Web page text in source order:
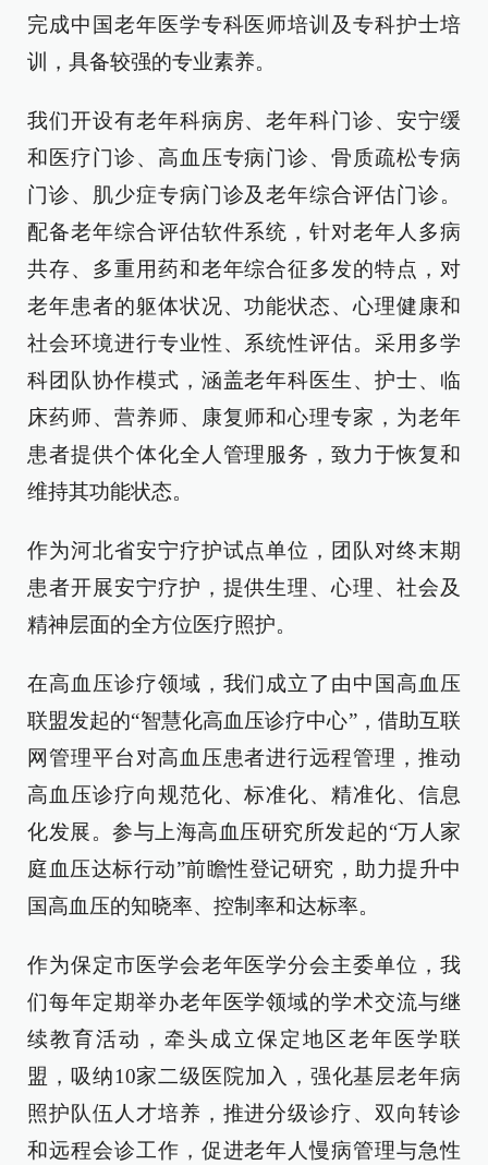
完成中国老年医学专科医师培训及专科护士培
训，具备较强的专业素养。
我们开设有老年科病房、老年科门诊、安宁缓
和医疗门诊、高血压专病门诊、骨质疏松专病
门诊、肌少症专病门诊及老年综合评估门诊。
配备老年综合评估软件系统，针对老年人多病
共存、多重用药和老年综合征多发的特点，对
老年患者的躯体状况、功能状态、心理健康和
社会环境进行专业性、系统性评估。采用多学
科团队协作模式，涵盖老年科医生、护士、临
床药师、营养师、康复师和心理专家，为老年
患者提供个体化全人管理服务，致力于恢复和
维持其功能状态。
作为河北省安宁疗护试点单位，团队对终末期
患者开展安宁疗护，提供生理、心理、社会及
精神层面的全方位医疗照护。
在高血压诊疗领域，我们成立了由中国高血压
联盟发起的“智慧化高血压诊疗中心”，借助互联
网管理平台对高血压患者进行远程管理，推动
高血压诊疗向规范化、标准化、精准化、信息
化发展。参与上海高血压研究所发起的“万人家
庭血压达标行动”前瞻性登记研究，助力提升中
国高血压的知晓率、控制率和达标率。
作为保定市医学会老年医学分会主委单位，我
们每年定期举办老年医学领域的学术交流与继
续教育活动，牵头成立保定地区老年医学联
盟，吸纳10家二级医院加入，强化基层老年病
照护队伍人才培养，推进分级诊疗、双向转诊
和远程会诊工作，促进老年人慢病管理与急性